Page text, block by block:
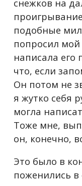
снежков на
подобные
попросил
написала его
что, если
Он потом не
я жутко себя
могла
Тоже мне,
он, конечно,
Это было в
поженились в